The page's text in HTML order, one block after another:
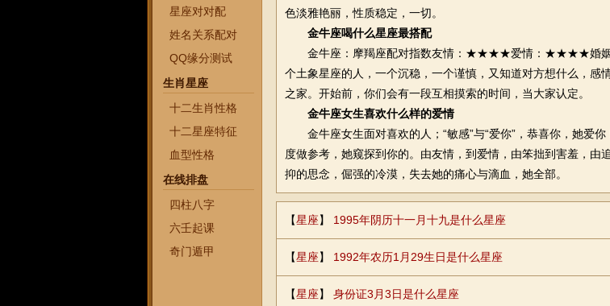
星座对对配
姓名关系配对
QQ缘分测试
生肖星座
十二生肖性格
十二星座特征
血型性格
在线排盘
四柱八字
六壬起课
奇门遁甲
色淡雅艳丽，性质稳定，一切。
金牛座喝什么星座最搭配
金牛座：摩羯座配对指数友情：★★★★爱情：★★★★婚
个土象星座的人，一个沉稳，一个谨慎，又知道对方想什么，
之家。开始前，你们会有一段互相摸索的时间，当大家认定。
金牛座女生喜欢什么样的爱情
金牛座女生面对喜欢的人；“敏感”与“爱你”，恭喜你，她爱
度做参考，她窥探到你的。由友情，到爱情，由笨拙到害羞，
抑的思念，倔强的冷漠，失去她的痛心与滴血，她全部。
【星座】 1995年阴历十一月十九是什么星座
【星座】 1992年农历1月29生日是什么星座
【星座】 身份证3月3日是什么星座